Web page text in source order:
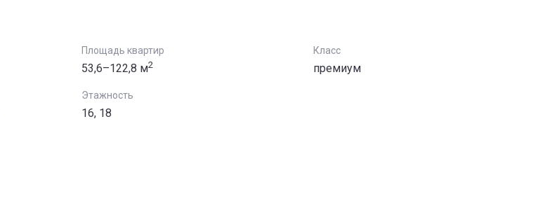
Площадь квартир
53,6–122,8 м2
Класс
премиум
Этажность
16, 18